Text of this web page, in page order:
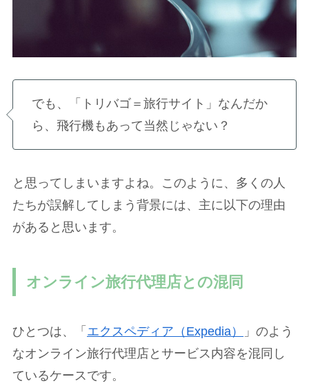
でも、「トリバゴ＝旅行サイト」なんだか
ら、飛行機もあって当然じゃない？
と思ってしまいますよね。このように、多くの人
たちが誤解してしまう背景には、主に以下の理由
があると思います。
オンライン旅行代理店との混同
ひとつは、「 エクスペディア（Expedia）
」のよう
なオンライン旅行代理店とサービス内容を混同し
ているケースです。